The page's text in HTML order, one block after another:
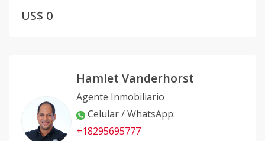
US$ 0
Hamlet Vanderhorst
Agente Inmobiliario
Celular / WhatsApp:
+18295695777